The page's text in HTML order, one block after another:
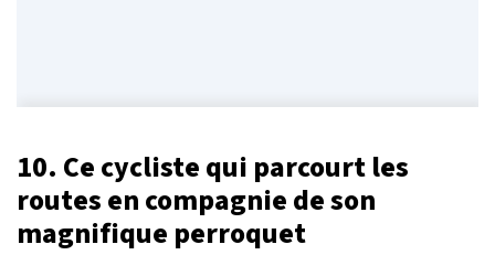
10. Ce cycliste qui parcourt les
routes en compagnie de son
magnifique perroquet